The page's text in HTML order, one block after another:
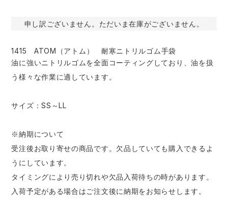
申し訳ございません。ただいま在庫がございません。
1415 ATOM（アトム） 耐寒ニトリルゴム手袋
油に強いニトリルゴムを全面コーティングしており、油を扱
う様々な作業に適しています。
サイズ：SS～LL
※納期について
受注後お取り寄せの商品です。欠品していても購入できるよ
うにしています。
タイミングにより売り切れや欠品入荷待ちの時があります。
入荷予定がある場合はご注文後に納期をお知らせします。